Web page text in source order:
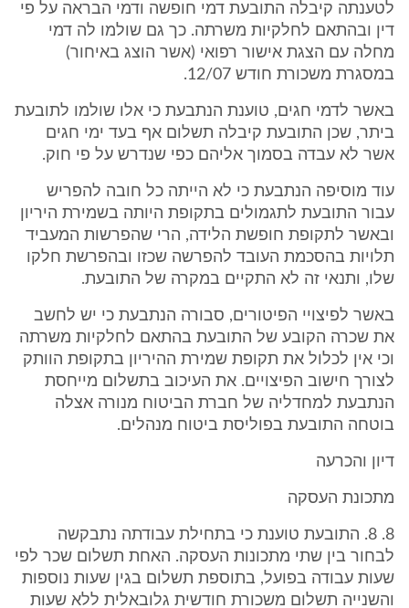
לטענתה קיבלה התובעת דמי חופשה ודמי הבראה על פי
דין ובהתאם לחלקיות משרתה. כך גם שולמו לה דמי
מחלה עם הצגת אישור רפואי (אשר הוצג באיחור)
במסגרת משכורת חודש 12/07.
באשר לדמי חגים, טוענת הנתבעת כי אלו שולמו לתובעת
ביתר, שכן התובעת קיבלה תשלום אף בעד ימי חגים
אשר לא עבדה בסמוך אליהם כפי שנדרש על פי חוק.
עוד מוסיפה הנתבעת כי לא הייתה כל חובה להפריש
עבור התובעת לתגמולים בתקופת היותה בשמירת היריון
ובאשר לתקופת חופשת הלידה, הרי שהפרשות המעביד
תלויות בהסכמת העובד להפרשה שכזו ובהפרשת חלקו
שלו, ותנאי זה לא התקיים במקרה של התובעת.
באשר לפיצויי הפיטורים, סבורה הנתבעת כי יש לחשב
את שכרה הקובע של התובעת בהתאם לחלקיות משרתה
וכי אין לכלול את תקופת שמירת ההיריון בתקופת הוותק
לצורך חישוב הפיצויים. את העיכוב בתשלום מייחסת
הנתבעת למחדליה של חברת הביטוח מנורה אצלה
בוטחה התובעת בפוליסת ביטוח מנהלים.
דיון והכרעה
מתכונת העסקה
8. 8. התובעת טוענת כי בתחילת עבודתה נתבקשה
לבחור בין שתי מתכונות העסקה. האחת תשלום שכר לפי
שעות עבודה בפועל, בתוספת תשלום בגין שעות נוספות
והשנייה תשלום משכורת חודשית גלובאלית ללא שעות